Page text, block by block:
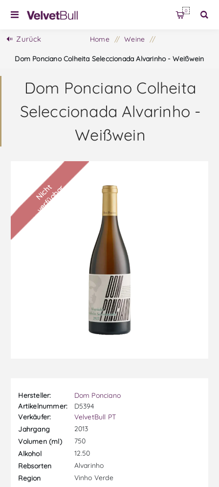
0
Zurück Home / Weine /
Dom Ponciano Colheita Seleccionada Alvarinho - Weißwein
Dom Ponciano Colheita
Seleccionada Alvarinho -
Weißwein
N
i
c
h
t
v
e
r
f
ü
g
b
a
r
Hersteller:
Dom Ponciano
Artikelnummer:
D5394
Verkäufer:
VelvetBull PT
Jahrgang
2013
Volumen (ml)
750
Alkohol
12.50
Rebsorten
Alvarinho
Region
Vinho Verde